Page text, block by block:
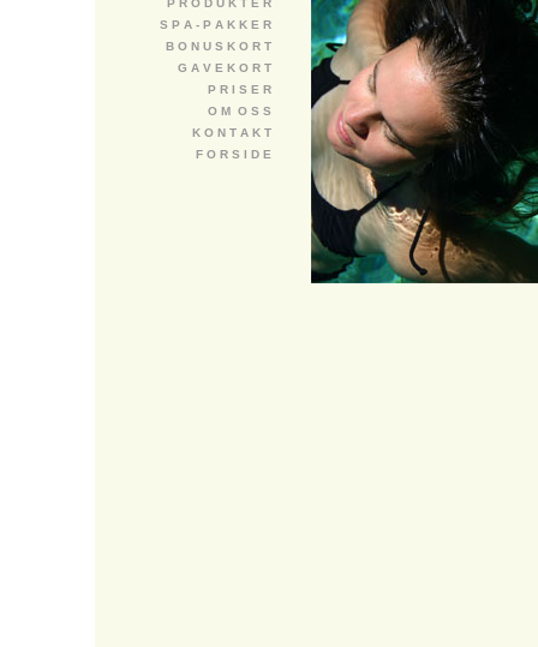
P R O D U K T E R
S P A - P A K K E R
B O N U S K O R T
G A V E K O R T
P R I S E R
O M O S S
K O N T A K T
F O R S I D E